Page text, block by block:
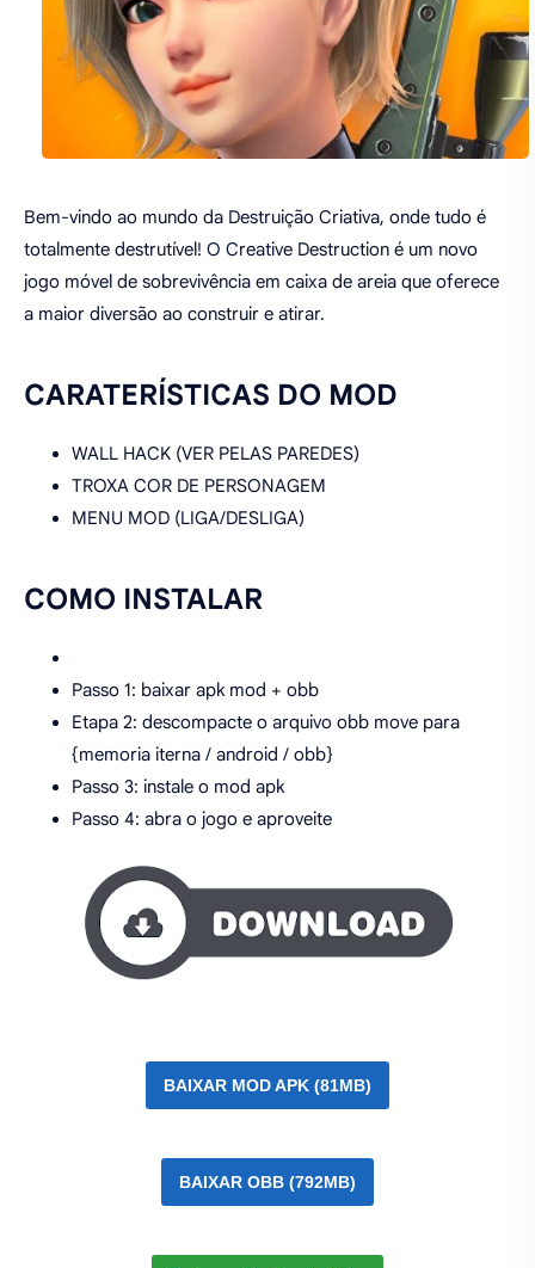
Bem-vindo ao mundo da Destruição Criativa, onde tudo é
totalmente destrutível! O Creative Destruction é um novo
jogo móvel de sobrevivência em caixa de areia que oferece
a maior diversão ao construir e atirar.
CARATERÍSTICAS DO MOD
WALL HACK (VER PELAS PAREDES)
TROXA COR DE PERSONAGEM
MENU MOD (LIGA/DESLIGA)
COMO INSTALAR
Passo 1: baixar apk mod + obb
Etapa 2: descompacte o arquivo obb move para
{memoria iterna / android / obb}
Passo 3: instale o mod apk
Passo 4: abra o jogo e aproveite
BAIXAR MOD APK (81MB)
BAIXAR OBB (792MB)